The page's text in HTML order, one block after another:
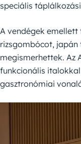
speciális
A vendégek
rizsgombócot, japán
megismerhettek. Az
funkcionális
gasztronómiai